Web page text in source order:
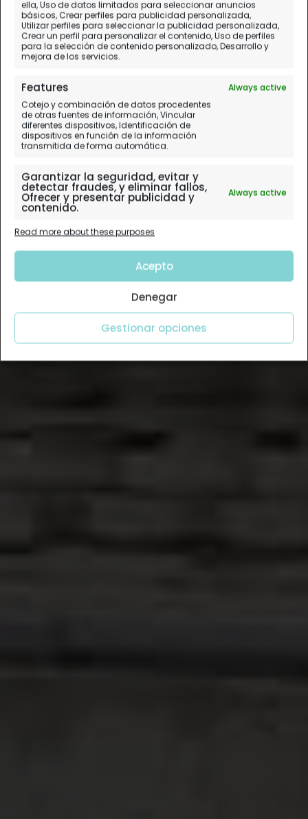
ella, Uso de datos limitados para seleccionar anuncios
básicos, Crear perfiles para publicidad personalizada,
Utilizar perfiles para seleccionar la publicidad personalizada,
Crear un perfil para personalizar el contenido, Uso de perfiles
para la selección de contenido personalizado, Desarrollo y
mejora de los servicios.
Features
Always active
Cotejo y combinación de datos procedentes
de otras fuentes de información, Vincular
diferentes dispositivos, Identificación de
dispositivos en función de la información
transmitida de forma automática.
Garantizar la seguridad, evitar y
detectar fraudes, y eliminar fallos,
Ofrecer y presentar publicidad y
contenido.
Always active
Read more about these purposes
Acepto
Denegar
Gestionar opciones
Dublín
Planificación paso a paso.
Mapas e Itinerarios. Diarios de Viaje